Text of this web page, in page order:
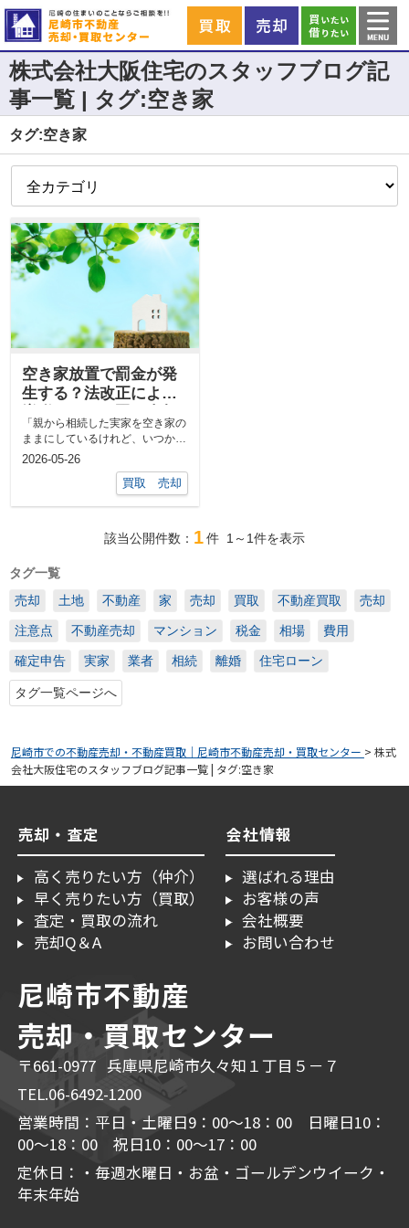
株式会社大阪住宅のスタッフブログ記
事一覧 | タグ:空き家
タグ:空き家
空き家放置で罰金が発
生する？法改正による
の進め方
「親から相続した実家を空き家の
ままにしているけれど、いつか罰
金が来るの？」「法改正で固定資
2026-05-26
買取 売却
該当公開件数： 1件 1～1件を表示
タグ一覧
売却
土地 不動産 家 売却 買取 不動産買取 売却
注意点 不動産売却 マンション 税金 相場 費用
確定申告 実家 業者 相続 離婚 住宅ローン
タグ一覧ページへ
尼崎市での不動産売却・不動産買取｜尼崎市不動産売却・買取センター > 株式
会社大阪住宅のスタッフブログ記事一覧 | タグ:空き家
売却・査定
高く売りたい方（仲介）
早く売りたい方（買取）
査定・買取の流れ
売却Q＆A
会社情報
選ばれる理由
お客様の声
会社概要
お問い合わせ
尼崎市不動産
売却・買取センター
〒661-0977 兵庫県尼崎市久々知１丁目５－７
TEL.06-6492-1200
営業時間：平日・土曜日9：00～18：00 日曜日10：
00～18：00 祝日10：00～17：00
定休日：・毎週水曜日・お盆・ゴールデンウイーク・
年末年始